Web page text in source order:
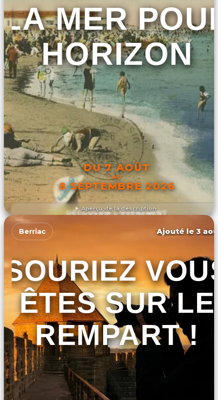
Aperçu de la description
LA MER
HORIZON
DU 7 AOÛT
AU
8 SEPTEMBRE 2026
DÉCOUVRIR L'ÉVÉNEMENT
Berriac Ajouté le 3
SOURIEZ
ÊTES SUR LE
REMPART !